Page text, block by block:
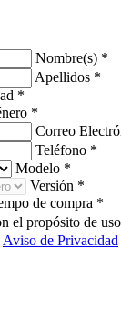
Nombre(s) *
Apellidos *
*
*
Correo
Teléfono *
Modelo *
Versión *
de compra *
el propósito de
Aviso de Privacidad